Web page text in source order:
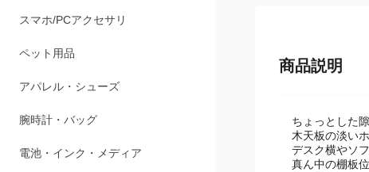
照明
ちょっとした
木天板の淡い
デスク横やソ